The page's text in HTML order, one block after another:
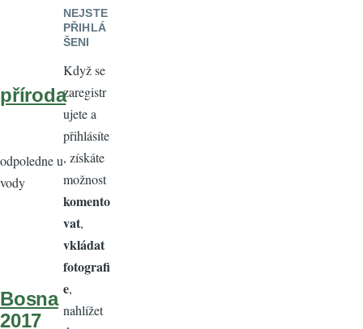
příroda
odpoledne u
vody
Bosna
2017
NEJSTE
PŘIHLÁ
ŠENI
Když se
zaregistr
ujete a
přihlásíte
, získáte
možnost
komento
vat,
vkládat
fotografi
e,
nahlížet